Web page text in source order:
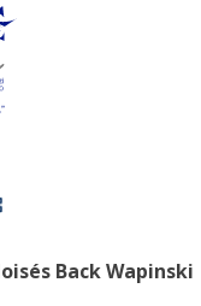
Back Wapinski